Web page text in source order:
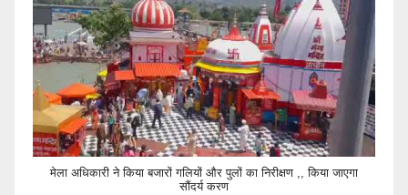
मेला अधिकारी ने किया बजारों गलियों और पुलों का निरीक्षण ,, किया जाएगा
सौंदर्य करण